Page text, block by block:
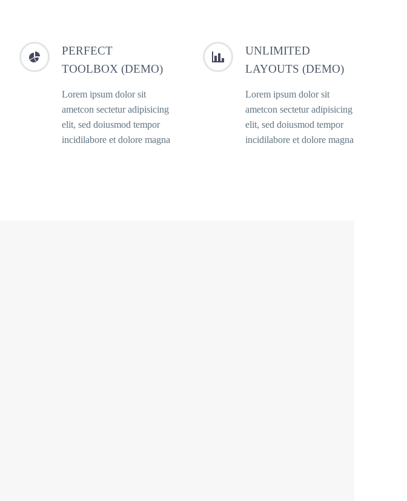


PERFECT
TOOLBOX (DEMO)
Lorem ipsum dolor sit
ametcon sectetur adipisicing
elit, sed doiusmod tempor
incidilabore et dolore magna


UNLIMITED
LAYOUTS (DEMO)
Lorem ipsum dolor sit
ametcon sectetur adipisicing
elit, sed doiusmod tempor
incidilabore et dolore magna